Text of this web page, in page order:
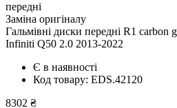
передні
Заміна оригіналу
Гальмівні диски передні R1 carbon
Infiniti Q50 2.0 2013-2022
Є в наявності
Код товару: EDS.42120
8302 ₴